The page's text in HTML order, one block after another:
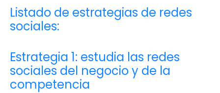
Listado de estrategias de redes
sociales:
Estrategia 1: estudia las redes
sociales del negocio y de la
competencia